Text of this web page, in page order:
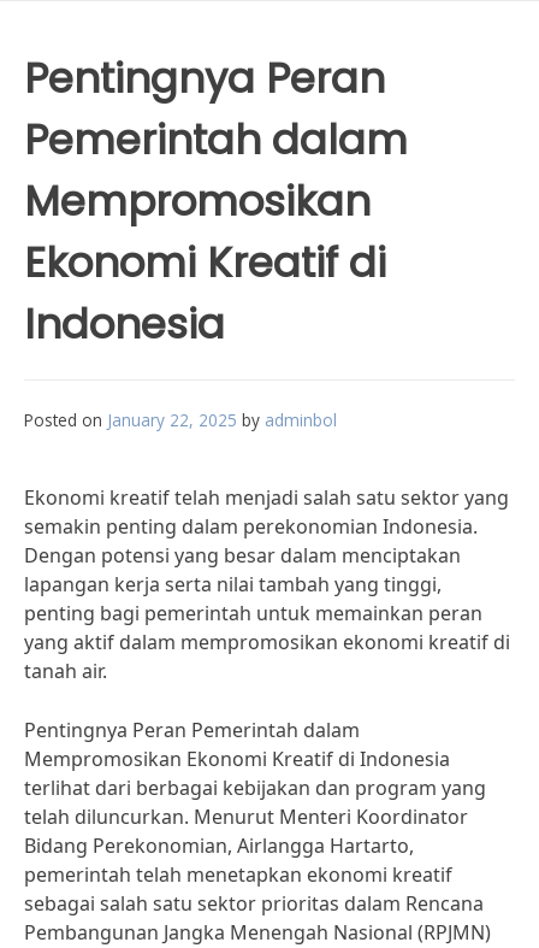
Pentingnya Peran
Pemerintah dalam
Mempromosikan
Ekonomi Kreatif di
Indonesia
Posted on January 22, 2025 by adminbol
Ekonomi kreatif telah menjadi salah satu sektor yang
semakin penting dalam perekonomian Indonesia.
Dengan potensi yang besar dalam menciptakan
lapangan kerja serta nilai tambah yang tinggi,
penting bagi pemerintah untuk memainkan peran
yang aktif dalam mempromosikan ekonomi kreatif di
tanah air.
Pentingnya Peran Pemerintah dalam
Mempromosikan Ekonomi Kreatif di Indonesia
terlihat dari berbagai kebijakan dan program yang
telah diluncurkan. Menurut Menteri Koordinator
Bidang Perekonomian, Airlangga Hartarto,
pemerintah telah menetapkan ekonomi kreatif
sebagai salah satu sektor prioritas dalam Rencana
Pembangunan Jangka Menengah Nasional (RPJMN)